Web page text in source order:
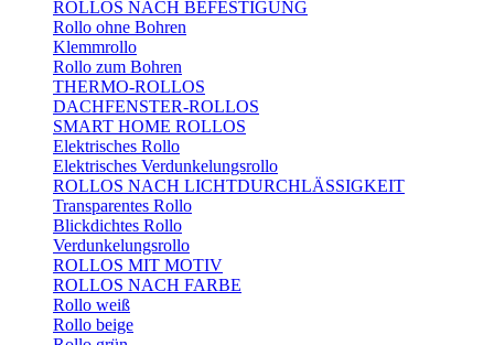
ROLLOS NACH BEFESTIGUNG
Rollo ohne Bohren
Klemmrollo
Rollo zum Bohren
THERMO-ROLLOS
DACHFENSTER-ROLLOS
SMART HOME ROLLOS
Elektrisches Rollo
Elektrisches Verdunkelungsrollo
ROLLOS NACH LICHTDURCHLÄSSIGKEIT
Transparentes Rollo
Blickdichtes Rollo
Verdunkelungsrollo
ROLLOS MIT MOTIV
ROLLOS NACH FARBE
Rollo weiß
Rollo beige